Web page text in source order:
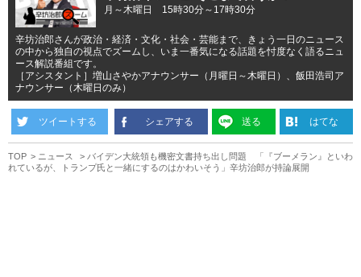
月～木曜日 15時30分～17時30分
辛坊治郎さんが政治・経済・文化・社会・芸能まで、きょう一日のニュース
の中から独自の視点でズームし、いま一番気になる話題を忖度なく語るニュ
ース解説番組です。
［アシスタント］増山さやかアナウンサー（月曜日～木曜日）、飯田浩司ア
ナウンサー（木曜日のみ）
ツイートする シェアする 送る はてな
TOP ニュース
バイデン大統領も機密文書持ち出し問題 「『ブーメラン』といわ
れているが、トランプ氏と一緒にするのはかわいそう」辛坊治郎が持論展開